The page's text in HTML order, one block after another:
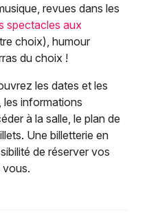
revues dans les
spectacles aux
choix), humour
du choix !
les dates et les
les informations
à la salle, le plan de
Une billetterie en
de réserver vos
vous.